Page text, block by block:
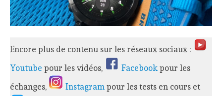
Encore plus de contenu sur les réseaux sociaux :
Youtube pour les vidéos, Facebookpour les
échanges,
Instagrampour les tests en cours et